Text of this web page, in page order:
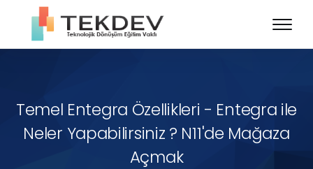
Temel Entegra Özellikleri - Entegra ile
Neler Yapabilirsiniz ? N11'de Mağaza
Açmak